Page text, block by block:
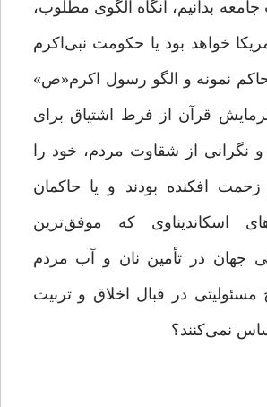
بدانیم، آنگاه الگوی مطلوب،
خواهد بود یا حکومت نبی‌اکرم
حاکم نمونه و الگو رسول اکرم«ص»
قرآن از فرط اشتیاق برای
نگرانی از شقاوت مردم، خود را
افکنده بودند و یا حاکمان
اسکاندیناوی که موفق‌ترین
جهان در تأمین نان و آب مردم
در قبال اخلاق و تربیت
نمی‌کنند؟